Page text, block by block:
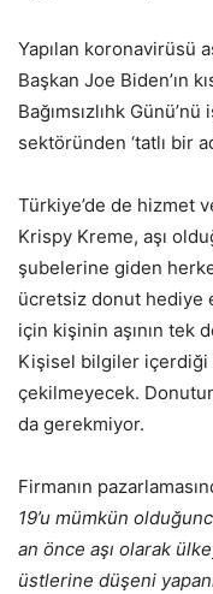
Yapılan koronavirüsü
Başkan Joe Biden’ın
Bağımsızlıhk
sektöründen ‘tatlı bir
Türkiye’de de hizmet
Krispy Kreme, aşı
şubelerine giden
ücretsiz donut hediye
için kişinin aşının tek
Kişisel bilgiler içerdiği
çekilmeyecek.
da gerekmiyor.
Firmanın
19’u mümkün
an önce aşı olarak
üstlerine düşeni